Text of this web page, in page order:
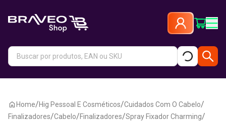
Home/Hig Pessoal E Cosméticos/Cuidados Com O Cabelo/
Finalizadores/Cabelo/Finalizadores/Spray Fixador Charming/